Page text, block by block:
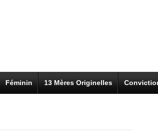
Féminin 13 Mères Originelles